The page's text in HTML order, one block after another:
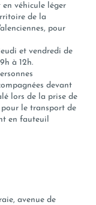
en véhicule léger
de la
pour
et vendredi de
à 12h.
devant
lors de la prise de
pour le transport de
en fauteuil
avenue de